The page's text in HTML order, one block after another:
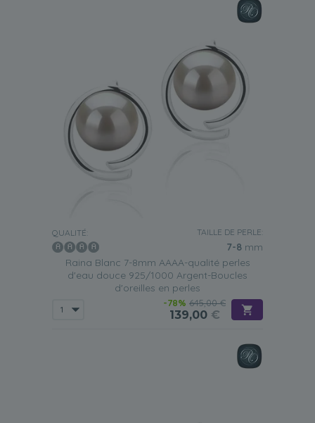
QUALITÉ: TAILLE DE PERLE:
7-8 mm
Raina Blanc 7-8mm AAAA-qualité perles
d'eau douce 925/1000 Argent-Boucles
d'oreilles en perles
-78% 645,00 €
139,00 €